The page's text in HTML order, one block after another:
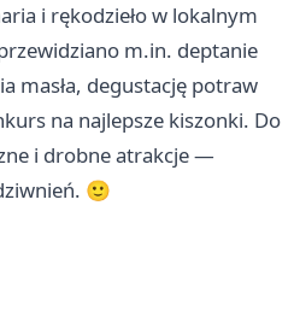
i rękodzieło w lokalnym
m.in. deptanie
masła, degustację potraw
na najlepsze kiszonki. Do
i drobne atrakcje —
🙂